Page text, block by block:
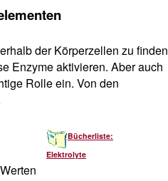
der Körperzellen zu finden
Enzyme aktivieren. Aber auch
Rolle ein. Von den
Bücherliste:
Elektrolyte